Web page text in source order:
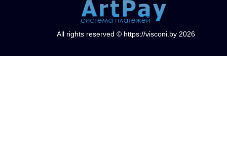
All rights reserved © https://visconi.by 2026